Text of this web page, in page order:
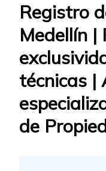
Registro
Medellín |
técnicas |
de